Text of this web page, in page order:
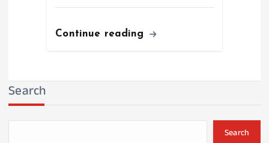
Continue reading
Search
Search